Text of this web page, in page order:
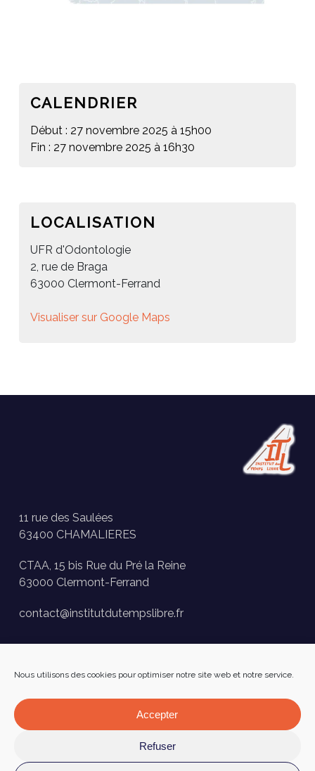
Nous utilisons des cookies pour optimiser notre site web et notre service.
Accepter
Refuser
CALENDRIER
Début : 27 novembre 2025 à 15h00
Fin : 27 novembre 2025 à 16h30
LOCALISATION
UFR d'Odontologie
2, rue de Braga
63000 Clermont-Ferrand
Visualiser sur Google Maps
11 rue des Saulées
63400 CHAMALIERES
CTAA, 15 bis Rue du Pré la Reine
63000 Clermont-Ferrand
contact@institutdutempslibre.fr
Presse
FAQ
Facebook